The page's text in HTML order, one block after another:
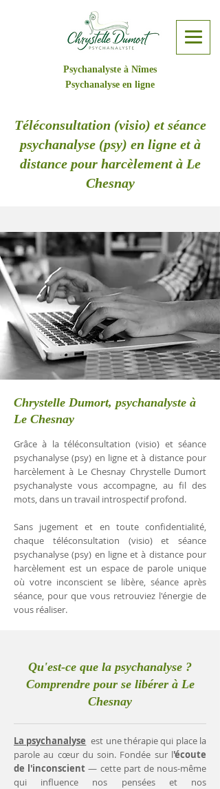
Psychanalyste à Nîmes
Psychanalyse en ligne
Téléconsultation (visio) et séance
psychanalyse (psy) en ligne et à
distance pour harcèlement à Le
Chesnay
Chrystelle Dumort, psychanalyste à
Le Chesnay
Grâce à la téléconsultation (visio) et séance
psychanalyse (psy) en ligne et à distance pour
harcèlement à Le Chesnay Chrystelle Dumort
psychanalyste vous accompagne, au fil des
mots, dans un travail introspectif profond.
Sans jugement et en toute confidentialité,
chaque téléconsultation (visio) et séance
psychanalyse (psy) en ligne et à distance pour
harcèlement est un espace de parole unique
où votre inconscient se libère, séance après
séance, pour que vous retrouviez l'énergie de
vous réaliser.
Qu'est-ce que la psychanalyse ?
Comprendre pour se libérer à Le
Chesnay
La psychanalyse est une thérapie qui place la
parole au cœur du soin. Fondée sur l'écoute
de l'inconscient— cette part de nous-même
qui influence nos pensées et nos